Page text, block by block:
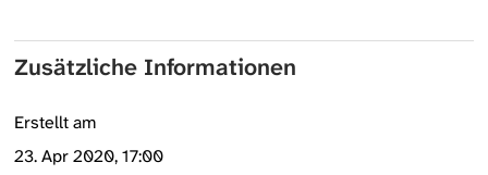
Zusätzliche Informationen
Erstellt am
23. Apr 2020, 17:00